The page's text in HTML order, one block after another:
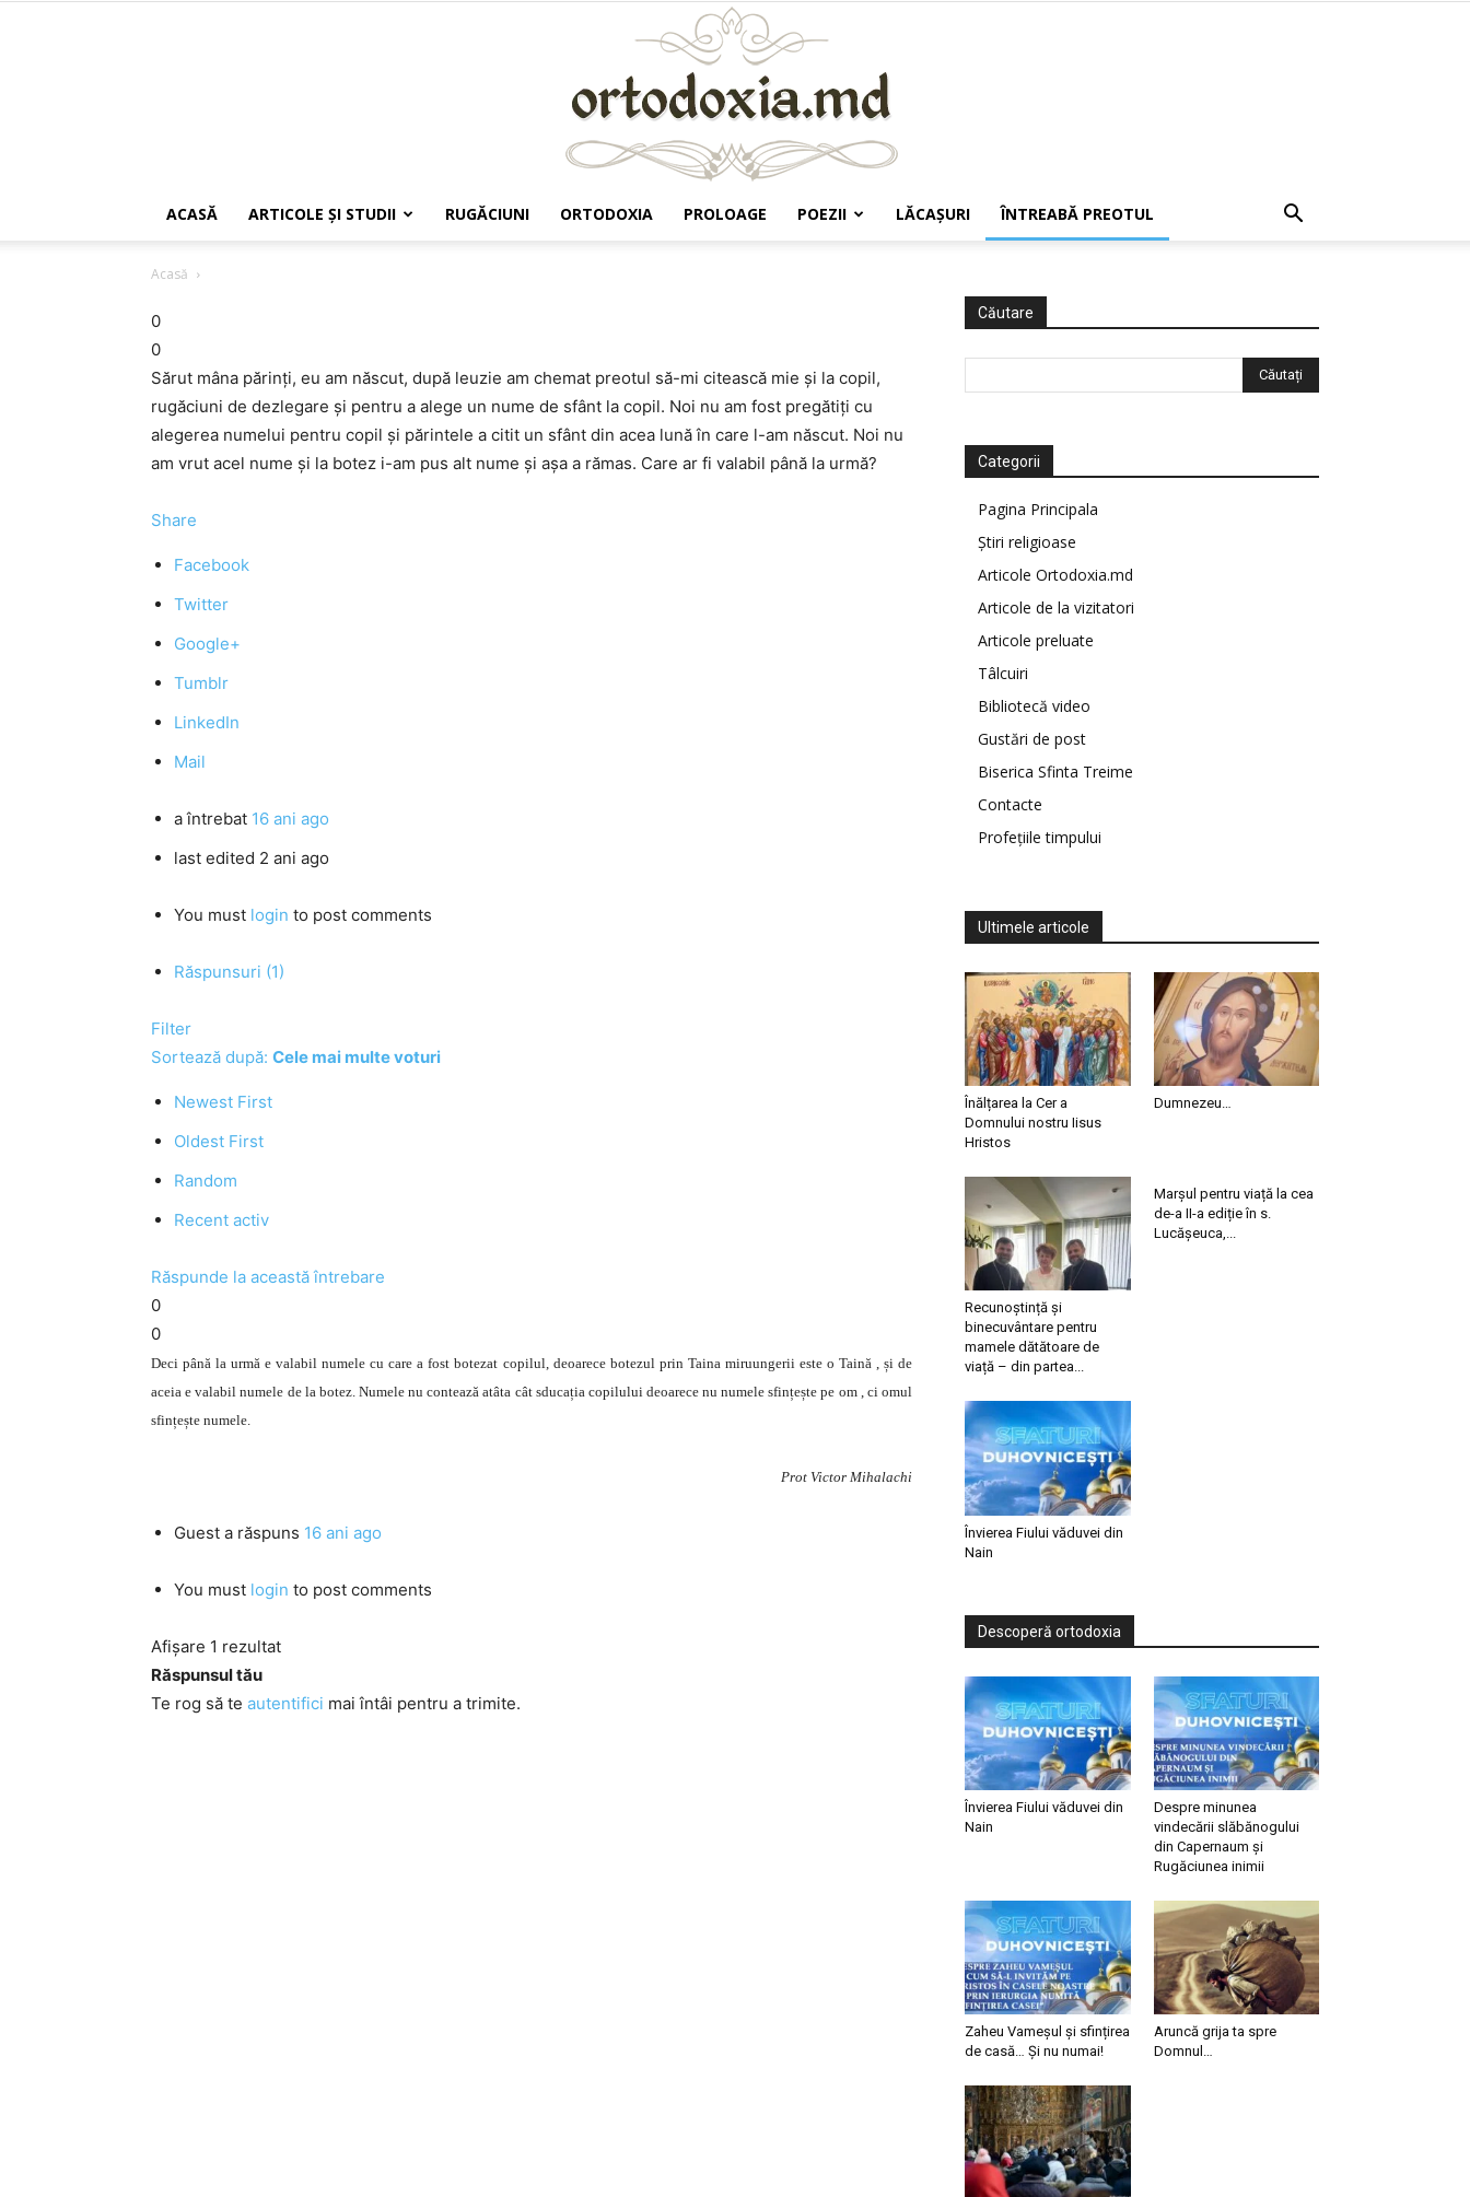
ACASĂ ARTICOLE ŞI STUDII RUGĂCIUNI ORTODOXIA PROLOAGE POEZII LĂCAŞURI ÎNTREABĂ PREOTUL
Acasă
0
0
Sărut mâna părinţi, eu am născut, după leuzie am chemat preotul să-mi citească mie şi la copil,
rugăciuni de dezlegare şi pentru a alege un nume de sfânt la copil. Noi nu am fost pregătiţi cu
alegerea numelui pentru copil şi părintele a citit un sfânt din acea lună în care l-am născut. Noi nu
am vrut acel nume şi la botez i-am pus alt nume şi aşa a rămas. Care ar fi valabil până la urmă?
Share
Facebook
Twitter
Google+
Tumblr
LinkedIn
Mail
a întrebat 16 ani ago
last edited 2 ani ago
You must login to post comments
Răspunsuri (1)
Filter
Sortează după: Cele mai multe voturi
Newest First
Oldest First
Random
Recent activ
Răspunde la această întrebare
0
0
Deci până la urmă e valabil numele cu care a fost botezat copilul, deoarece botezul prin Taina miruungerii este o Taină , și de
aceia e valabil numele de la botez. Numele nu contează atâta cât sducația copilului deoarece nu numele sfințește pe om , ci omul
sfințește numele.
Prot Victor Mihalachi
Guest a răspuns 16 ani ago
You must login to post comments
Afișare 1 rezultat
Răspunsul tău
Te rog să te autentifici mai întâi pentru a trimite.
Căutare
Categorii
Pagina Principala
Știri religioase
Articole Ortodoxia.md
Articole de la vizitatori
Articole preluate
Tâlcuiri
Bibliotecă video
Gustări de post
Biserica Sfinta Treime
Contacte
Profețiile timpului
Ultimele articole
Înălțarea la Cer a
Domnului nostru Iisus
Hristos
Dumnezeu…
Recunoștință și
binecuvântare pentru
mamele dătătoare de
viață – din partea...
Marșul pentru viață la cea
de-a II-a ediție în s.
Lucășeuca,...
Învierea Fiului văduvei din
Nain
Descoperă ortodoxia
Învierea Fiului văduvei din
Nain
Despre minunea
vindecării slăbănogului
din Capernaum și
Rugăciunea inimii
Zaheu Vameșul și sfințirea
de casă… Și nu numai!
Aruncă grija ta spre
Domnul…